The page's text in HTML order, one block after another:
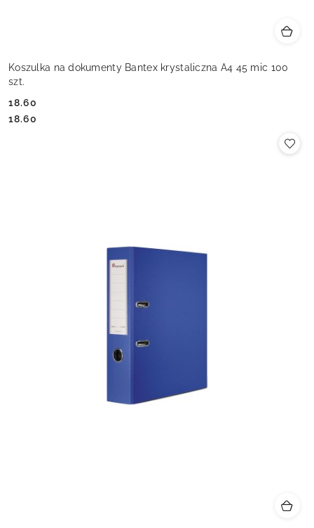
Koszulka na dokumenty Bantex krystaliczna A4 45 mic 100
szt.
Cena:
18.60
Cena:
18.60